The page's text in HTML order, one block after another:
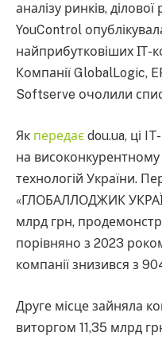
аналізу ринків,
YouControl
найприбутковіших ІТ-
Компанії GlobalLogic,
Softserve очолили
Як передає dou.ua, ці
на
технологій України.
«ГЛОБАЛЛОДЖИК
млрд грн,
порівняно з 2023
компанії знизився з
Друге місце зайняла
виторгом 11,35 млрд